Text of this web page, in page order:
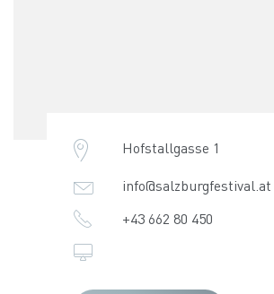
Hofstallgasse 1
info@salzburgfestival.at
+43 662 80 450